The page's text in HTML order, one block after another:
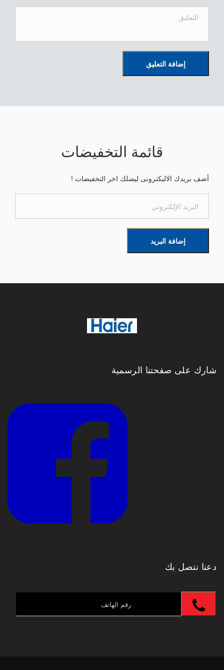
إضافة التعليق
قائمة التخفيضات
أضف بريدك الاليكترونى ليصلك اخر التخفيضات !
إضافة البريد
شارك على صفحتنا الرسمية
دعنا نتصل بك